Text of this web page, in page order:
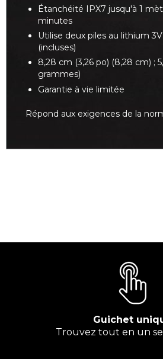
Étanchéité IPX7 jusqu'à 1
minutes
Utilise deux piles au lithium 3V
(incluses)
8,28 cm (3,26 po) (8,28 cm) ;
grammes)
Garantie à vie limitée
Répond aux exigences de la
Guichet
Trouvez tout en un